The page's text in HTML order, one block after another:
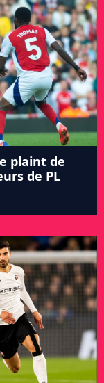
plaint de
de PL